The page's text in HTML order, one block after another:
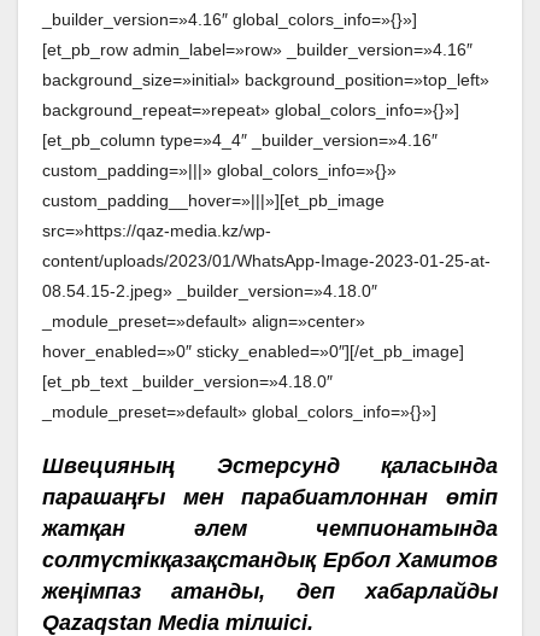
_builder_version=»4.16″ global_colors_info=»{}»]
[et_pb_row admin_label=»row» _builder_version=»4.16″
background_size=»initial» background_position=»top_left»
background_repeat=»repeat» global_colors_info=»{}»]
[et_pb_column type=»4_4″ _builder_version=»4.16″
custom_padding=»|||» global_colors_info=»{}»
custom_padding__hover=»|||»][et_pb_image
src=»https://qaz-media.kz/wp-
content/uploads/2023/01/WhatsApp-Image-2023-01-25-at-
08.54.15-2.jpeg» _builder_version=»4.18.0″
_module_preset=»default» align=»center»
hover_enabled=»0″ sticky_enabled=»0″][/et_pb_image]
[et_pb_text _builder_version=»4.18.0″
_module_preset=»default» global_colors_info=»{}»]
Швецияның Эстерсунд қаласында
парашаңғы мен парабиатлоннан өтіп
жатқан әлем чемпионатында
солтүстікқазақстандық Ербол Хамитов
жеңімпаз атанды, деп хабарлайды
Qazaqstan Media тілшісі.